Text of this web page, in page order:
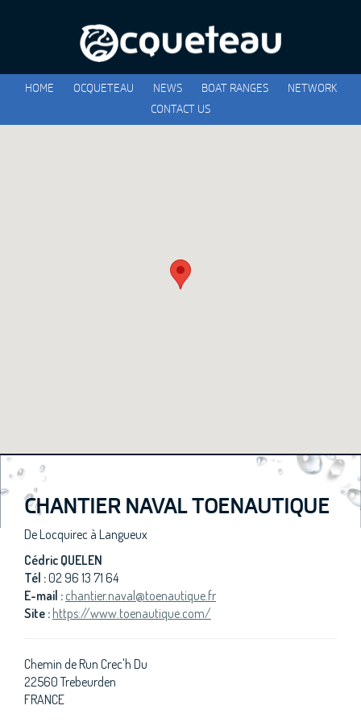
HOME OCQUETEAU NEWS BOAT RANGES
NETWORK
CONTACT US
CHANTIER NAVAL TOENAUTIQUE
De Locquirec à Langueux
Cédric QUELEN
Tél :02 96 13 71 64
E-mail : chantier.naval@toenautique.fr
Site : https://www.toenautique.com/
Chemin de Run Crec'h Du
22560 Trebeurden
FRANCE